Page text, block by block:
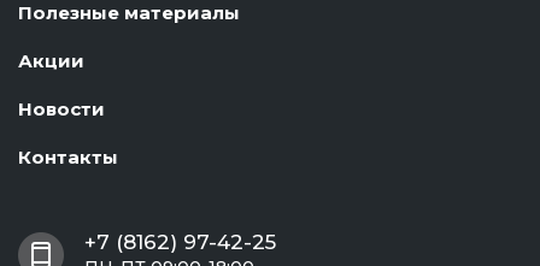
Полезные материалы
Акции
Новости
Контакты
+7 (8162) 97-42-25